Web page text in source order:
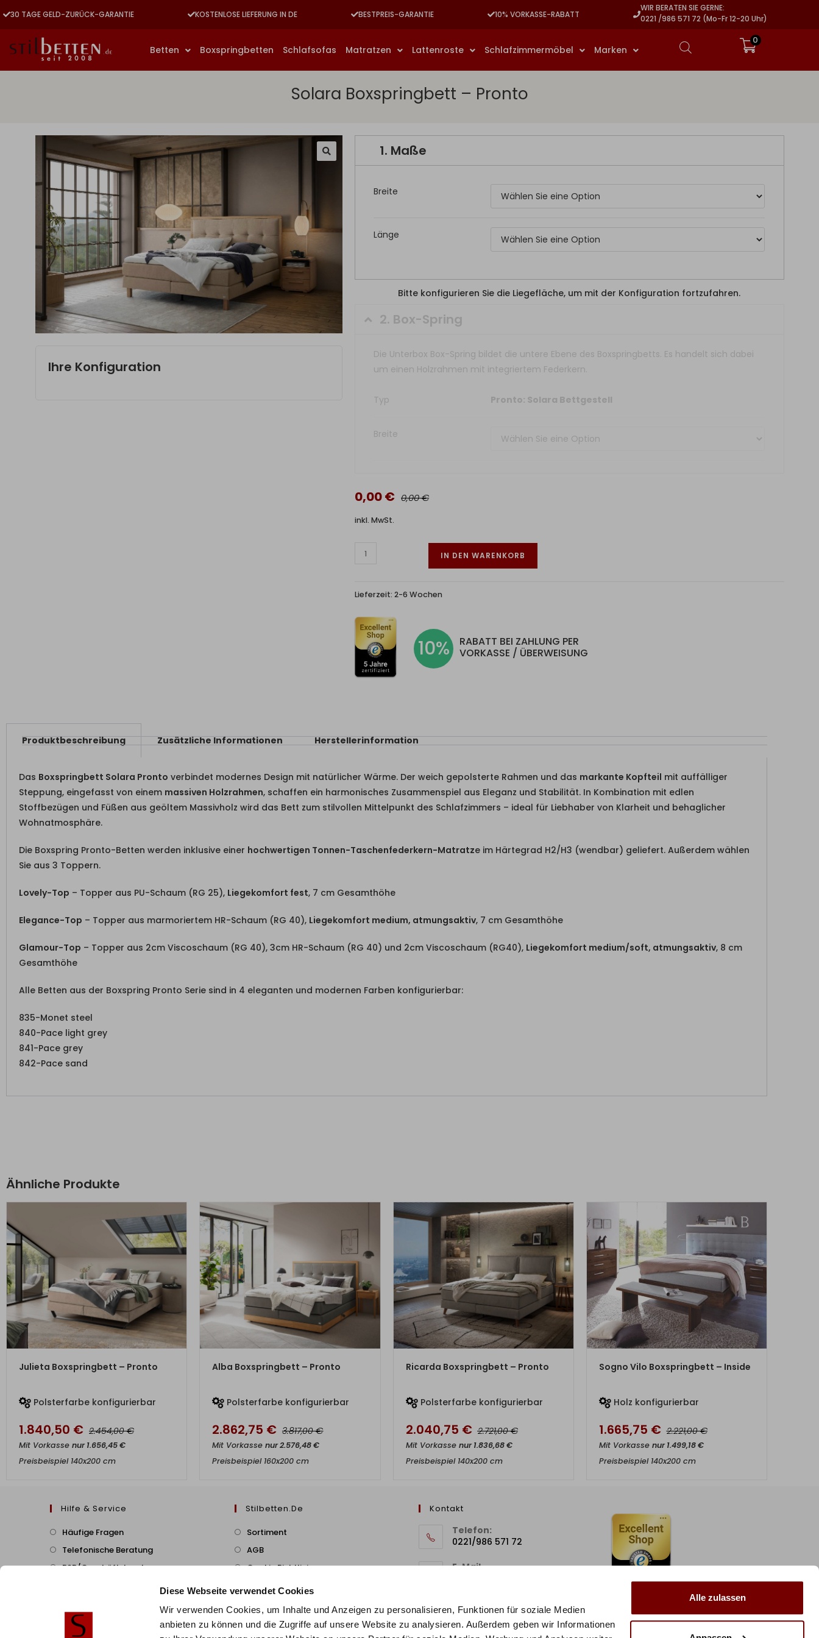
Diese Webseite verwendet Cookies
Wir verwenden Cookies, um Inhalte und Anzeigen zu personalisieren, Funktionen für soziale Medien
anbieten zu können und die Zugriffe auf unsere Website zu analysieren. Außerdem geben wir Informationen
Alle zulassen
30 TAGE GELD-ZURÜCK-GARANTIE KOSTENLOSE LIEFERUNG IN DE BESTPREIS-GARANTIE 10% VORKASSE-RABATT
WIR BERATEN SIE GERNE:
0221 /986 571 72 (Mo-Fr 12-20 Uhr)
Betten Boxspringbetten Schlafsofas Matratzen Lattenroste Schlafzimmermöbel Marken
0
Solara Boxspringbett – Pronto
Ihre Konfiguration
1. Maße
Breite
Länge
2. Box-Spring
Die Unterbox Box-Spring bildet die untere Ebene des Boxspringbetts. Es handelt sich dabei
um einen Holzrahmen mit integriertem Federkern.
Typ Pronto: Solara Bettgestell
Breite
Bitte konfigurieren Sie die Liegefläche, um mit der Konfiguration fortzufahren.
0,00 € 0,00 €
inkl. MwSt.
IN DEN WARENKORB
Lieferzeit:2-6 Wochen
10%
RABATT BEI ZAHLUNG PER
VORKASSE / ÜBERWEISUNG
Produktbeschreibung Zusätzliche Informationen Herstellerinformation
Das Boxspringbett Solara Pronto verbindet modernes Design mit natürlicher Wärme. Der weich gepolsterte Rahmen und das markante Kopfteil mit auffälliger
Steppung, eingefasst von einem massiven Holzrahmen, schaffen ein harmonisches Zusammenspiel aus Eleganz und Stabilität. In Kombination mit edlen
Stoffbezügen und Füßen aus geöltem Massivholz wird das Bett zum stilvollen Mittelpunkt des Schlafzimmers – ideal für Liebhaber von Klarheit und behaglicher
Wohnatmosphäre.
Die Boxspring Pronto-Betten werden inklusive einer hochwertigen Tonnen-Taschenfederkern-Matratze im Härtegrad H2/H3 (wendbar) geliefert. Außerdem wählen
Sie aus 3 Toppern.
Lovely-Top – Topper aus PU-Schaum (RG 25), Liegekomfort fest, 7 cm Gesamthöhe
Elegance-Top – Topper aus marmoriertem HR-Schaum (RG 40), Liegekomfort medium, atmungsaktiv, 7 cm Gesamthöhe
Glamour-Top – Topper aus 2cm Viscoschaum (RG 40), 3cm HR-Schaum (RG 40) und 2cm Viscoschaum (RG40), Liegekomfort medium/soft, atmungsaktiv, 8 cm
Gesamthöhe
Alle Betten aus der Boxspring Pronto Serie sind in 4 eleganten und modernen Farben konfigurierbar:
835-Monet steel
840-Pace light grey
841-Pace grey
842-Pace sand
Ähnliche Produkte
ZUM PRODUKT
Julieta Boxspringbett – Pronto
Polsterfarbe konfigurierbar
1.840,50 € 2.454,00€
Mit Vorkasse nur1.656,45€
Preisbeispiel 140x200 cm
ZUM PRODUKT
Alba Boxspringbett – Pronto
Polsterfarbe konfigurierbar
2.862,75 € 3.817,00€
Mit Vorkassenur2.576,48€
Preisbeispiel 160x200 cm
ZUM PRODUKT
Ricarda Boxspringbett – Pronto
Polsterfarbe konfigurierbar
2.040,75 € 2.721,00€
Mit Vorkasse nur1.836,68€
Preisbeispiel 140x200 cm
ZUM PRODUKT
Sogno Vilo Boxspringbett – Inside
Holz konfigurierbar
1.665,75 € 2.221,00€
Mit Vorkasse nur1.499,18€
Preisbeispiel 140x200 cm
Hilfe & Service
Häufige Fragen
Telefonische Beratung
B2B/Geschäftskunden
Widerruf & Rückversand
Stilbetten.de
Sortiment
AGB
Cookie Richtlinie
Kontakt
Telefon:
0221/986 571 72
E-Mail